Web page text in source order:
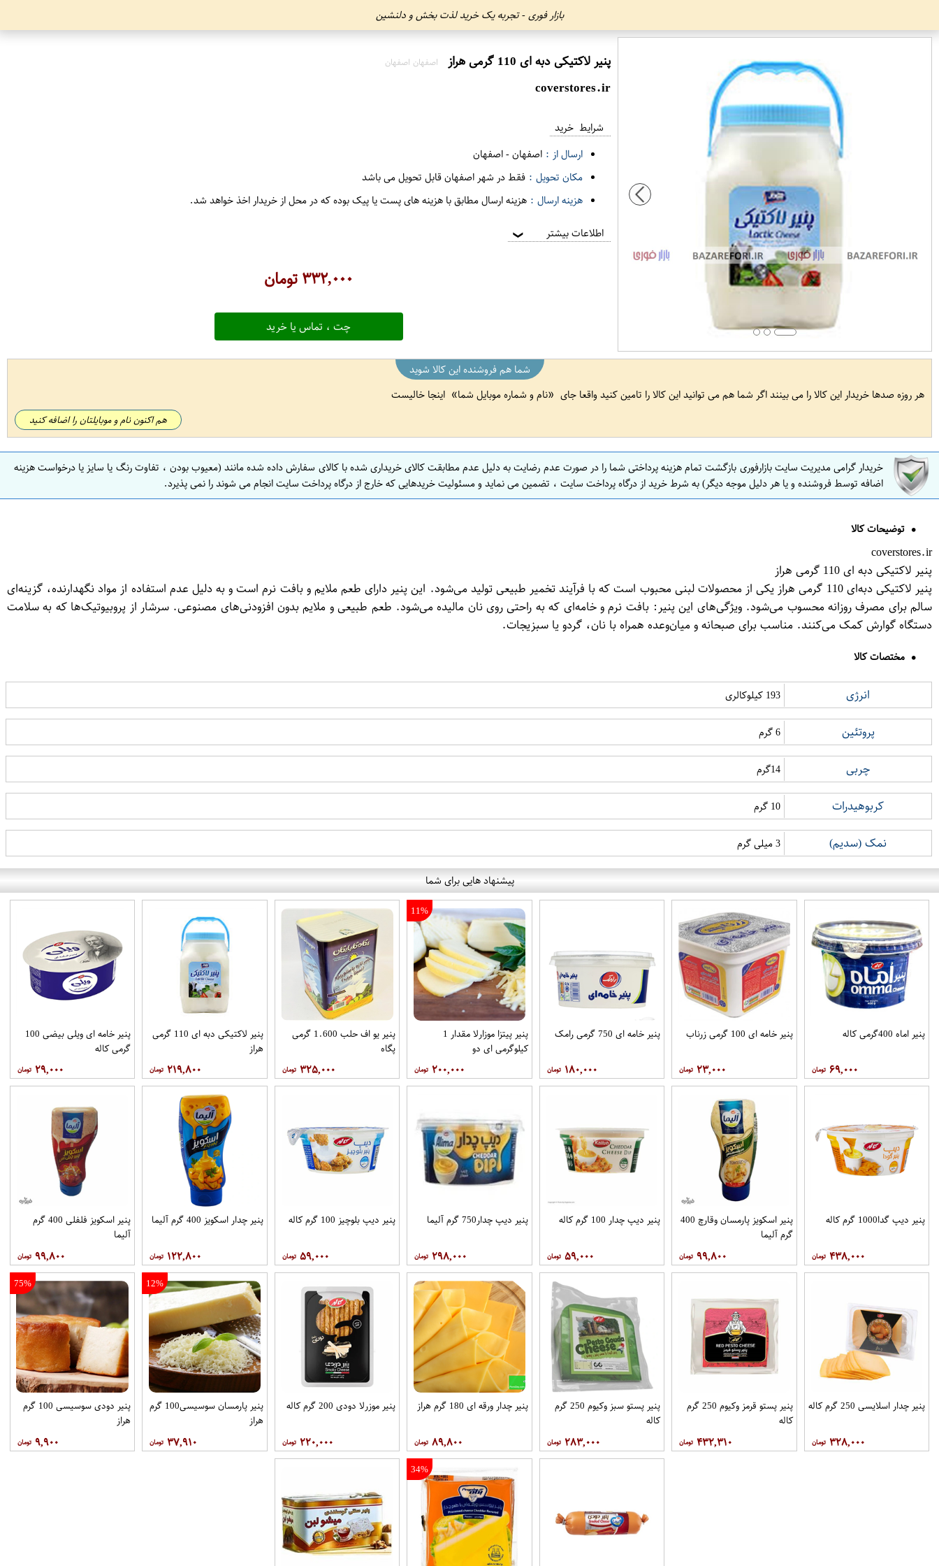
بازار فوری - تجربه یک خرید لذت بخش و دلنشین
پنیر لاکتیکی دبه ای 110 گرمی هراز اصفهان اصفهان
coverstores.ir
شرایط خرید
ارسال از : اصفهان-اصفهان
مکان تحویل : فقط در شهر اصفهان قابل تحویل می باشد
هزینه ارسال : هزینه ارسال مطابق با هزینه های پست یا پیک بوده که در محل از خریدار اخذ خواهد شد.
اطلاعات بیشتر ❯
۳۳۲,۰۰۰تومان
چت ، تماس یا خرید
شما هم فروشنده این کالا شوید
هر روزه صدها خریدار این کالا را می بینند اگر شما هم می توانید این کالا را تامین کنید واقعا جای
نام و شماره موبایل شما اینجا خالیست
هم اکنون نام و موبایلتان را اضافه کنید
خریدار گرامی مدیریت سایت بازارفوری بازگشت تمام هزینه پرداختی شما را در صورت عدم رضایت به دلیل عدم مطابقت کالای خریداری شده با کالای سفارش داده شده مانند (معیوب بودن ، تفاوت رنگ یا سایز یا درخواست هزینه
اضافه توسط فروشنده و یا هر دلیل موجه دیگر) به شرط خرید از درگاه پرداخت سایت ، تضمین می نماید و مسئولیت خریدهایی که خارج از درگاه پرداخت سایت انجام می شوند را نمی پذیرد.
توضیحات کالا
coverstores.ir
پنیر لاکتیکی دبه ای 110 گرمی هراز
پنیر لاکتیکی دبه‌ای 110 گرمی هراز یکی از محصولات لبنی محبوب است که با فرآیند تخمیر طبیعی تولید می‌شود. این پنیر دارای طعم ملایم و بافت نرم است و به دلیل عدم استفاده از مواد نگهدارنده، گزینه‌ای
سالم برای مصرف روزانه محسوب می‌شود. ویژگی‌های این پنیر: بافت نرم و خامه‌ای که به راحتی روی نان مالیده می‌شود. طعم طبیعی و ملایم بدون افزودنی‌های مصنوعی. سرشار از پروبیوتیک‌ها که به سلامت
دستگاه گوارش کمک می‌کنند. مناسب برای صبحانه و میان‌وعده همراه با نان، گردو یا سبزیجات.
مختصات کالا
انرژی 193 کیلوکالری
پروتئین 6 گرم
چربی 14گرم
کربوهیدرات 10 گرم
نمک (سدیم) 3 میلی گرم
پیشنهاد هایی برای شما
پنیر اماه 400گرمی کاله
۶۹,۰۰۰
پنیر خامه ای 100 گرمی زرناب
۲۳,۰۰۰
پنیر خامه ای 750 گرمی رامک
۱۸۰,۰۰۰
11%
پنیر پیتزا موزارلا مقدار 1
کیلوگرمی ای دو
۲۰۰,۰۰۰
پنیر یو اف حلب 1.600 گرمی
پگاه
۳۲۵,۰۰۰
پنیر لاکتیکی دبه ای 110 گرمی
هراز
۲۱۹,۸۰۰
پنیر خامه ای ویلی بیضی 100
گرمی کاله
۲۹,۰۰۰
پنیر دیپ گدا1000 گرم کاله
۴۳۸,۰۰۰
پنیر اسکویز پارمسان وقارچ 400
گرم آلیما
۹۹,۸۰۰
پنیر دیپ چدار 100 گرم کاله
۵۹,۰۰۰
پنیر دیپ چدار750 گرم آلیما
۲۹۸,۰۰۰
پنیر دیپ بلوچیز 100 گرم کاله
۵۹,۰۰۰
پنیر چدار اسکویز 400 گرم آلیما
۱۲۲,۸۰۰
پنیر اسکویز فلفلی 400 گرم
آلیما
۹۹,۸۰۰
پنیر چدار اسلایسی 250 گرم کاله
۳۲۸,۰۰۰
پنیر پستو قرمز وکیوم 250 گرم
کاله
۴۳۲,۳۱۰
پنیر پستو سبز وکیوم 250 گرم
کاله
۲۸۳,۰۰۰
پنیر چدار ورقه ای 180 گرم هراز
۸۹,۸۰۰
پنیر موزرلا دودی 200 گرم کاله
۲۲۰,۰۰۰
12%
پنیر پارمسان سوسیسی100 گرم
هراز
۳۷,۹۱۰
75%
پنیر دودی سوسیسی 100 گرم
هراز
۹,۹۰۰
34%